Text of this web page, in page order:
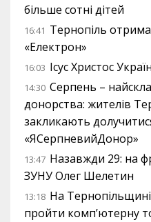
більше сотні дітей
16:41 Тернопіль
«Електрон»
16:03 Ісус Христос
14:30 Серпень –
донорства: жителів
закликають
«ЯСерпневийДонор»
13:47 Назавжди 29: на
ЗУНУ Олег Шелетин
13:18 На
пройти комп’ютерну